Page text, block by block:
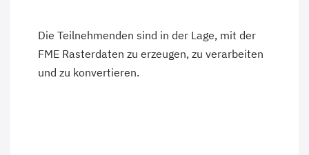
Die Teilnehmenden sind in der Lage, mit der
FME Rasterdaten zu erzeugen, zu verarbeiten
und zu konvertieren.